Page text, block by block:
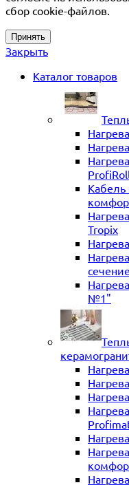
сбор cookie-файлов.
Принять
Закрыть
Каталог товаров
Кабель
Tropix
№1"